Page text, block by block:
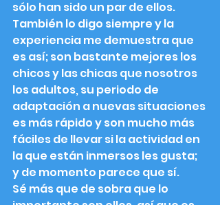
sólo han sido un par de ellos.
También lo digo siempre y la
experiencia me demuestra que
es así; son bastante mejores los
chicos y las chicas que nosotros
los adultos, su periodo de
adaptación a nuevas situaciones
es más rápido y son mucho más
fáciles de llevar si la actividad en
la que están inmersos les gusta;
y de momento parece que sí.
Sé más que de sobra que lo